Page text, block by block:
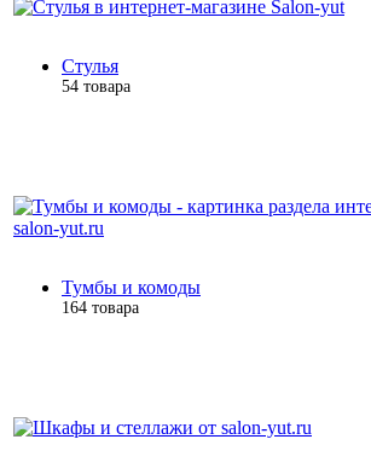
Стулья
54 товара
Тумбы и комоды
164 товара